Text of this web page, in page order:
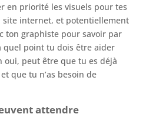
en priorité les visuels pour tes
site internet, et potentiellement
ton graphiste pour savoir par
quel point tu dois être aider
oui, peut être que tu es déjà
et que tu n’as besoin de
attendre